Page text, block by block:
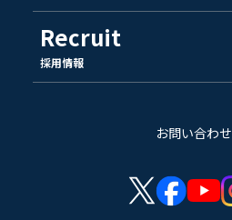
Recruit
採用情報
お問い合わせ